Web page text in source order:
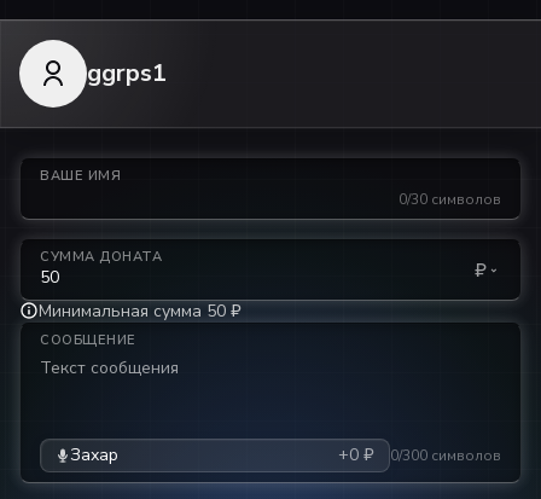
ggrps1
ВАШЕ ИМЯ
0/30 символов
СУММА ДОНАТА ₽
Минимальная сумма 50 ₽
СООБЩЕНИЕ
Захар +0 ₽ 0/300 символов